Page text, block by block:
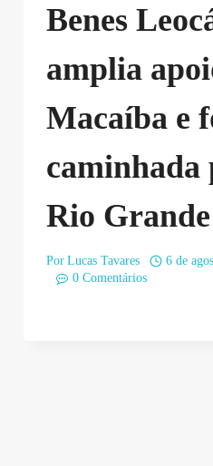
Benes
amplia
Macaíba e
caminhada
Rio
Por Lucas Tavares
6 de
0 Comentários